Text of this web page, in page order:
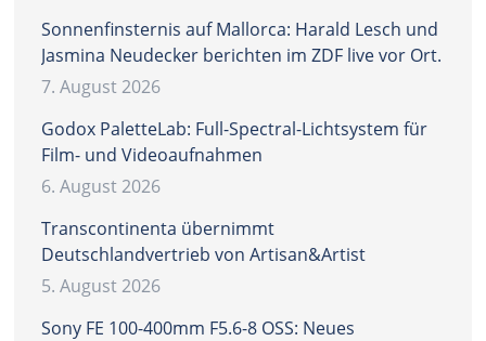
Sonnenfinsternis auf Mallorca: Harald Lesch und
Jasmina Neudecker berichten im ZDF live vor Ort.
7. August 2026
Godox PaletteLab: Full-Spectral-Lichtsystem für
Film- und Videoaufnahmen
6. August 2026
Transcontinenta übernimmt
Deutschlandvertrieb von Artisan&Artist
5. August 2026
Sony FE 100-400mm F5.6-8 OSS: Neues